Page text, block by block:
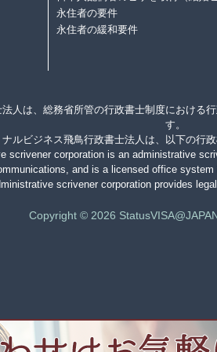
永住者の要件
永住者の緩和要件
人は、総務省所管の行政書士制度における
す。
ルビジネス飛鳥行政書士法人は、以下の行
scrivener corporation is an administrative
and is a licensed office
scrivener corporation provides
Copyright © 2026